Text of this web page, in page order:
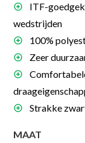
ITF-
wedstrijden
100%
Zeer
Strakke
MAAT